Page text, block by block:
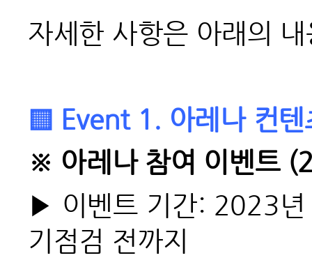
자세한 사항은 아래의
▒ Event 1. 아레나 컨
※ 아레나 참여 이벤트
▶ 이벤트 기간: 2023
기점검 전까지